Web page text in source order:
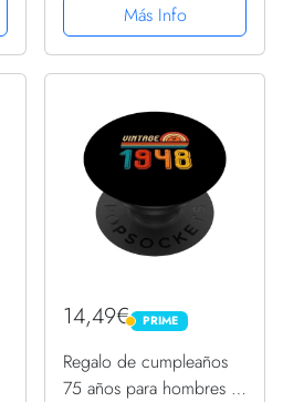
PopGrip Intercambiable
Más Info
14,49€ PRIME
PRIME
Regalo de cumpleaños
75 años para hombres y